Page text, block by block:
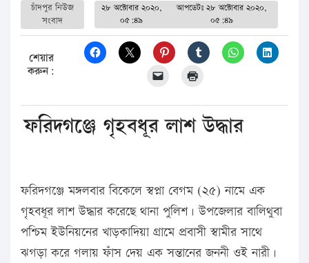
চাঁদপুর নিউজ
সংবাদ
২৮ অক্টোবার ২০২০,
০৫:৪৯
আপডেটঃ২৮ অক্টোবার ২০২০,
০৫:৪৯
শেয়ার
করুন:
ফরিদগঞ্জে গৃহবধূর লাশ উদ্ধার
ফরিদগঞ্জে মঙ্গলবার বিকেলে স্বপ্না বেগম (২৫) নামে এক
গৃহবধূর লাশ উদ্ধার করেছে থানা পুলিশ। উপজেলার বালিথুবা
পশ্চিম ইউনিয়নের খাড়কাদিয়া গ্রামে প্রবাসী স্বামীর সাথে
ঝগড়া করে গলায় ফাঁস দেয় এক সন্তানের জননী ওই নারী।